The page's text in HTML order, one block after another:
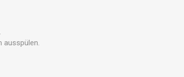
ausspülen.